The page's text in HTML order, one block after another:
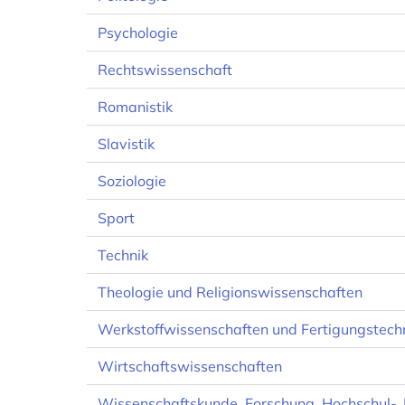
Psychologie
Rechtswissenschaft
Romanistik
Slavistik
Soziologie
Sport
Technik
Theologie und Religionswissenschaften
Werkstoffwissenschaften und
Wirtschaftswissenschaften